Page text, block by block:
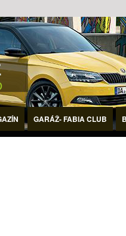
GARÁŽ- FABIA CLUB